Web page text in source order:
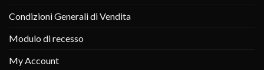
Condizioni Generali di Vendita
Modulo di recesso
My Account